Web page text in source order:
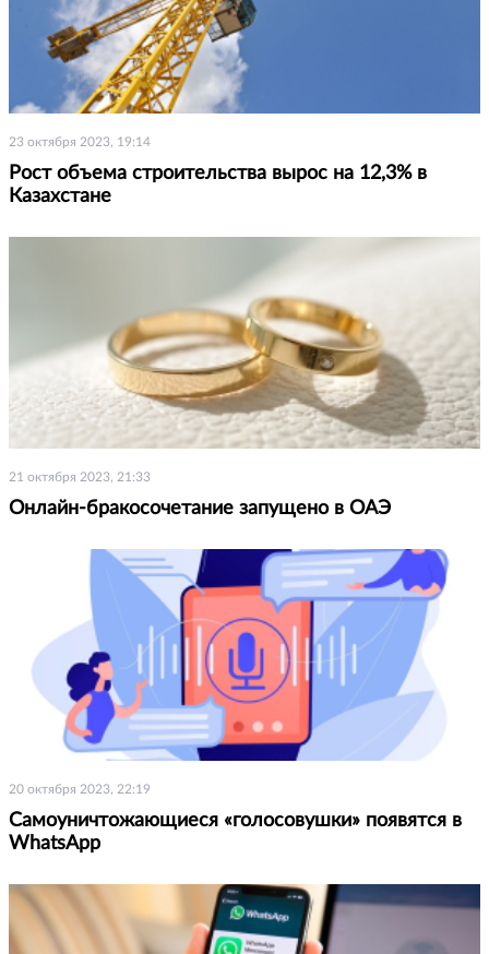
23 октября 2023, 19:14
Рост объема строительства вырос на 12,3% в
Казахстане
21 октября 2023, 21:33
Онлайн-бракосочетание запущено в ОАЭ
20 октября 2023, 22:19
Самоуничтожающиеся «голосовушки» появятся в
WhatsApp